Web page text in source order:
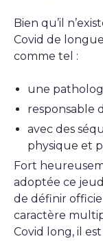
Bien qu’il
Covid de
comme tel :
une
responsable
avec des
physique et
Fort
adoptée ce
de définir
caractère
Covid long, il